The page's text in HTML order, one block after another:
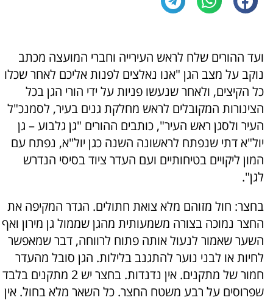
ועד ההורים שלח לראש העירייה וחברי המועצה מכתב
נוקב על מצב הגן "אנו נאלצים לפנות אליכם לאחר שכלו
כל הקיצים, ולאחר שנעשו פניות על ידי הורי הגן בכל
הצינורות המקובלים לראש מחלקת גנים בעיר, לסמנכ"ל
העיר ולסגן ראש העיר", כותבים ההורים "גן גלבוע – גן
יול"א דתי שנפתח לראשונה השנה כגן יול"א, נפתח עם
המון ליקויים בטיחותיים ועם העדר ציוד בסיסי הנדרש
לגן".
בחצר: חול מזוהם מלא צואת חתולים. הגדר המקיפה את
החצר נמוכה בצורה משמעותית מהגן שממול גן מירון ואף
השער שאמור לנעול אותה פתוח לרווחה, דבר שמאפשר
לחיות או לבני נוער להתגנב בלילות. הגן סובל מהעדר
חמור של מתקנים. אין נדנדות. בחצר יש 2 מתקנים בלבד
שפרוסים על רבע משטח החצר. כל השאר מלא בחול. אין